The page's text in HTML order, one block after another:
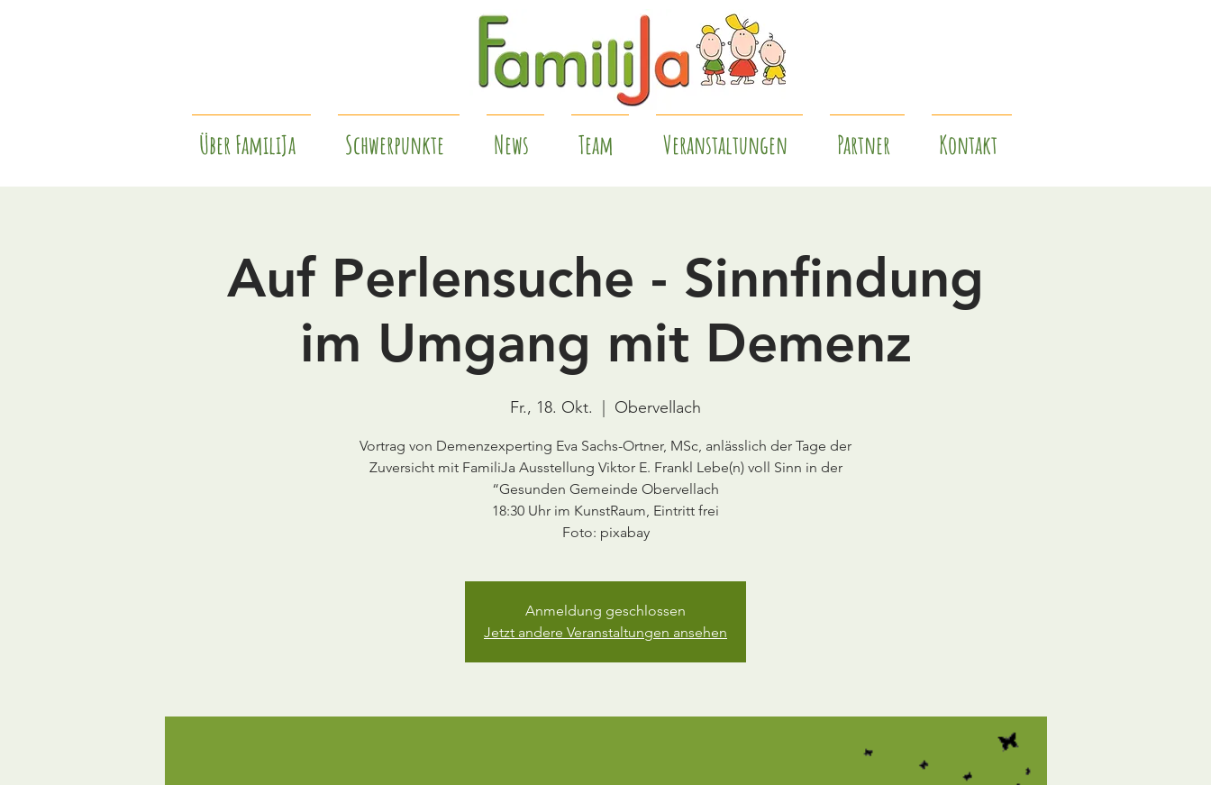
Über FamiliJa Schwerpunkte News Team Veranstaltungen Partner Kontakt
Auf Perlensuche - Sinnfindung
im Umgang mit Demenz
Fr., 18. Okt. Obervellach
Vortrag von Demenzexperting Eva Sachs-Ortner, MSc, anlässlich der Tage der
Zuversicht mit FamiliJa Ausstellung Viktor E. Frankl Lebe(n) voll Sinn in der
“Gesunden Gemeinde Obervellach
18:30 Uhr im KunstRaum, Eintritt frei
Foto: pixabay
Anmeldung geschlossen
Jetzt andere Veranstaltungen ansehen